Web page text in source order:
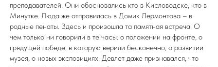
преподавателей. Они обосновались кто в Кисловодске, кто в
Минутке. Люда же отправилась в Домик Лермонтова – в
родные пенаты. Здесь и произошла та памятная встреча. О
чем только ни говорили в те часы: о положении на фронте, о
грядущей победе, в которую верили бесконечно, о развитии
музея, о новых экспозициях. Девлет даже признавался, что